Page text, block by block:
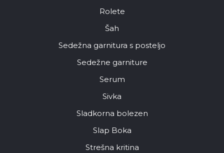
Rolete
Šah
Sedežna garnitura s posteljo
Sedežne garniture
Serum
Sivka
Sladkorna bolezen
Slap Boka
Strešna kritina